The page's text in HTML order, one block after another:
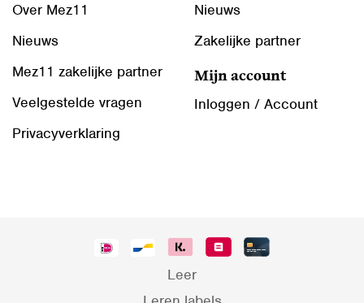
Over Mez11
Nieuws
Mez11 zakelijke partner
Veelgestelde vragen
Privacyverklaring
Nieuws
Zakelijke partner
Mijn account
Inloggen / Account
Leer